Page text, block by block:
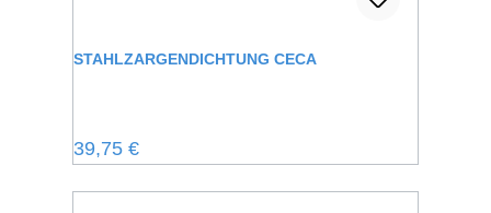
STAHLZARGENDICHTUNG CECA
Regulärer Preis:
39,75 €